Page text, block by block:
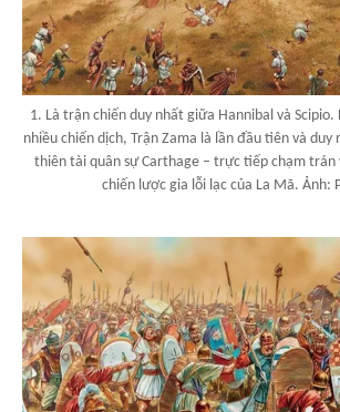
1. Là trận chiến duy nhất giữa Hannibal và
nhiều chiến dịch, Trận Zama là lần đầu tiên và duy
thiên tài quân sự Carthage – trực tiếp chạm trán
chiến lược gia lỗi lạc của La Mã. Ảnh: